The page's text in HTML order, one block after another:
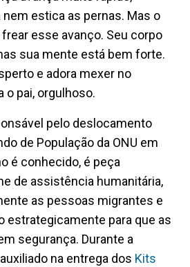
nem estica as pernas. Mas o
esse avanço. Seu corpo
sua mente está bem forte.
e adora mexer no
o pai, orgulhoso.
pelo deslocamento
de População da ONU em
é conhecido, é peça
de assistência humanitária,
as pessoas migrantes e
estrategicamente para que as
segurança. Durante a
na entrega dos Kits